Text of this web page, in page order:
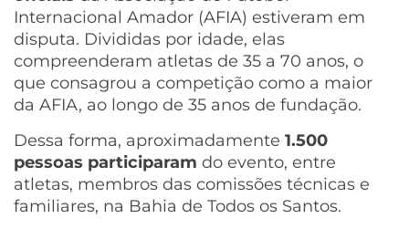
Internacional Amador (AFIA) estiveram em
disputa. Divididas por idade, elas
compreenderam atletas de 35 a 70 anos, o
que consagrou a competição como a maior
da AFIA, ao longo de 35 anos de fundação.
Dessa forma, aproximadamente 1.500
pessoas participaram do evento, entre
atletas, membros das comissões técnicas e
familiares, na Bahia de Todos os Santos.